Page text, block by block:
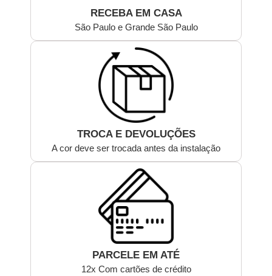
RECEBA EM CASA
São Paulo e Grande São Paulo
TROCA E DEVOLUÇÕES
A cor deve ser trocada antes da instalação
PARCELE EM ATÉ
12x Com cartões de crédito